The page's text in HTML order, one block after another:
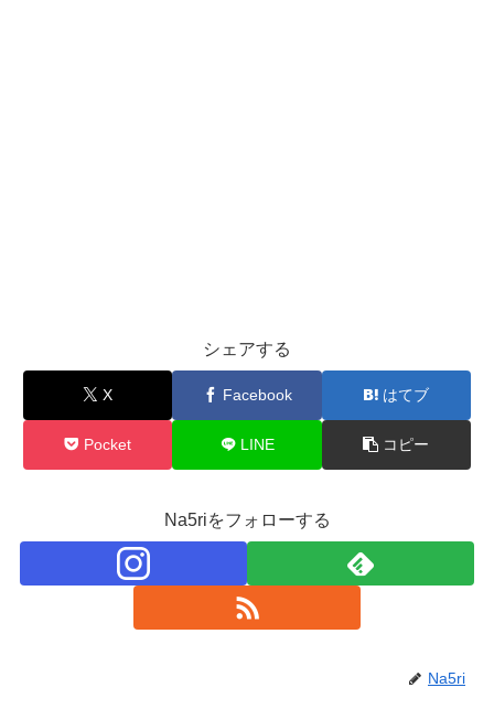
シェアする
X Facebook はてブ
Pocket LINE コピー
Na5riをフォローする
Na5ri